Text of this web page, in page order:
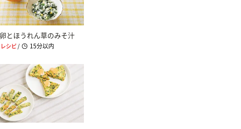
とほうれん草のみそ汁
シピ / 15分以内